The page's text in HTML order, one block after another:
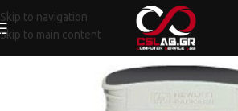
Skip to navigation
Skip to main content